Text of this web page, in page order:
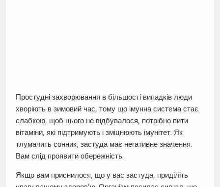
Простудні захворювання в більшості випадків люди
хворіють в зимовий час, тому що імунна система стає
слабкою, щоб цього не відбувалося, потрібно пити
вітаміни, які підтримують і зміцнюють імунітет. Як
тлумачить сонник, застуда має негативне значення.
Вам слід проявити обережність.
Якщо вам приснилося, що у вас застуда, приділіть